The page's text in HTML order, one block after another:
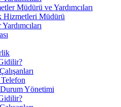
Müdürü ve Yardımcıları
Hizmetleri Müdürü
Yönetimi